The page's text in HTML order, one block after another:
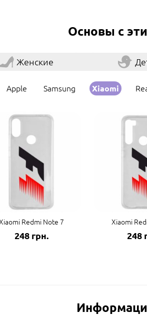
Основы с
Женские
Apple Samsung Xiaomi
Redmi Note 7
248 грн.
Xiaomi
248